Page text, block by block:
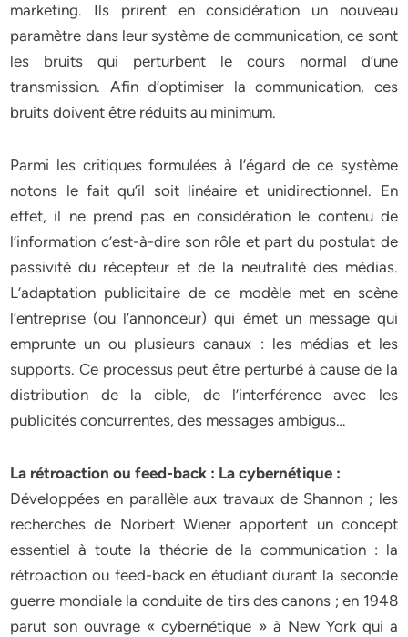
marketing. Ils prirent en considération un nouveau
paramètre dans leur système de communication, ce sont
les bruits qui perturbent le cours normal d’une
transmission. Afin d’optimiser la communication, ces
bruits doivent être réduits au minimum.
Parmi les critiques formulées à l’égard de ce système
notons le fait qu’il soit linéaire et unidirectionnel. En
effet, il ne prend pas en considération le contenu de
l’information c’est-à-dire son rôle et part du postulat de
passivité du récepteur et de la neutralité des médias.
L’adaptation publicitaire de ce modèle met en scène
l’entreprise (ou l’annonceur) qui émet un message qui
emprunte un ou plusieurs canaux : les médias et les
supports. Ce processus peut être perturbé à cause de la
distribution de la cible, de l’interférence avec les
publicités concurrentes, des messages ambigus…
La rétroaction ou feed-back : La cybernétique :
Développées en parallèle aux travaux de Shannon ; les
recherches de Norbert Wiener apportent un concept
essentiel à toute la théorie de la communication : la
rétroaction ou feed-back en étudiant durant la seconde
guerre mondiale la conduite de tirs des canons ; en 1948
parut son ouvrage « cybernétique » à New York qui a